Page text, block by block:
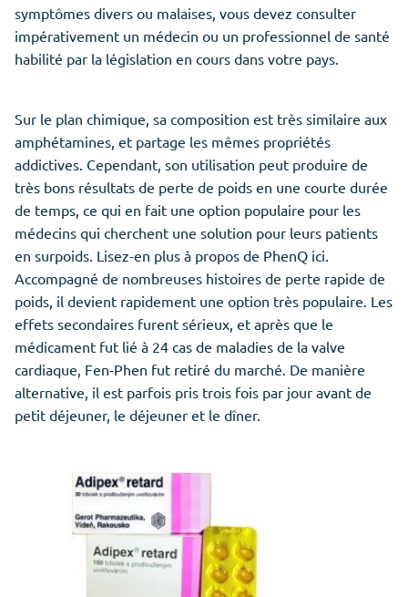
symptômes divers ou malaises, vous devez consulter
impérativement un médecin ou un professionnel de santé
habilité par la législation en cours dans votre pays.
Sur le plan chimique, sa composition est très similaire aux
amphétamines, et partage les mêmes propriétés
addictives. Cependant, son utilisation peut produire de
très bons résultats de perte de poids en une courte durée
de temps, ce qui en fait une option populaire pour les
médecins qui cherchent une solution pour leurs patients
en surpoids. Lisez-en plus à propos de PhenQ ici.
Accompagné de nombreuses histoires de perte rapide de
poids, il devient rapidement une option très populaire. Les
effets secondaires furent sérieux, et après que le
médicament fut lié à 24 cas de maladies de la valve
cardiaque, Fen-Phen fut retiré du marché. De manière
alternative, il est parfois pris trois fois par jour avant de
petit déjeuner, le déjeuner et le dîner.